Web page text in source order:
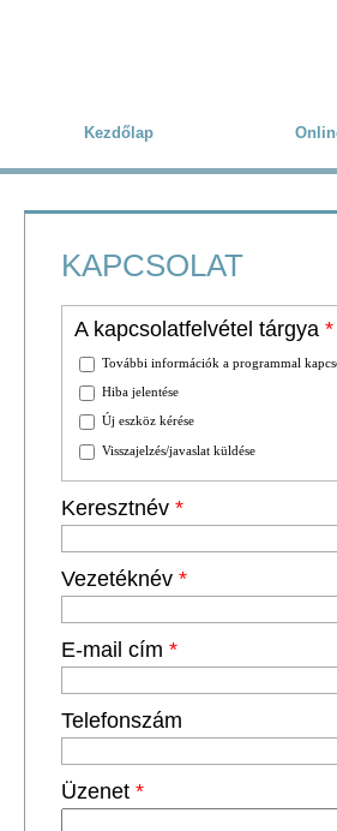
Kezdőlap
KAPCSOLAT
A kapcsolatfelvétel tárgya *
További információk a programmal
Hiba jelentése
Új eszköz kérése
Visszajelzés/javaslat küldése
Keresztnév *
Vezetéknév *
E-mail cím *
Telefonszám
Üzenet *